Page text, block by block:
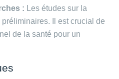
: Les études sur la
Il est crucial de
de la santé pour un